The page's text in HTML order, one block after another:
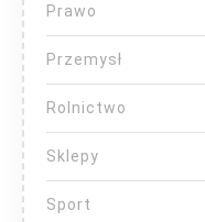
Prawo
Przemysł
Rolnictwo
Sklepy
Sport